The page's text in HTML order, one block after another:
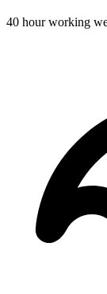
40 hour working